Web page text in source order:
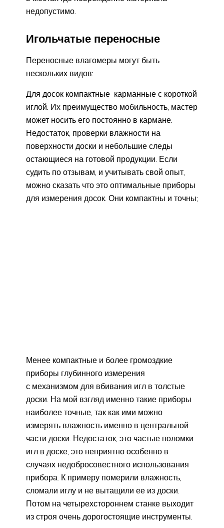
недопустимо.
Игольчатые переносные
Переносные влагомеры могут быть
нескольких видов:
Для досок компактные карманные с короткой
иглой. Их преимущество мобильность, мастер
может носить его постоянно в кармане.
Недостаток, проверки влажности на
поверхности доски и небольшие следы
остающиеся на готовой продукции. Если
судить по отзывам, и учитывать свой опыт,
можно сказать что это оптимальные приборы
для измерения досок. Они компактны и точны;
Менее компактные и более громоздкие
приборы глубинного измерения
с механизмом для вбивания игл в толстые
доски. На мой взгляд именно такие приборы
наиболее точные, так как ими можно
измерять влажность именно в центральной
части доски. Недостаток, это частые поломки
игл в доске, это неприятно особенно в
случаях недобросовестного использования
прибора. К примеру померили влажность,
сломали иглу и не вытащили ее из доски.
Потом на четырехстороннем станке выходит
из строя очень дорогостоящие инструменты.